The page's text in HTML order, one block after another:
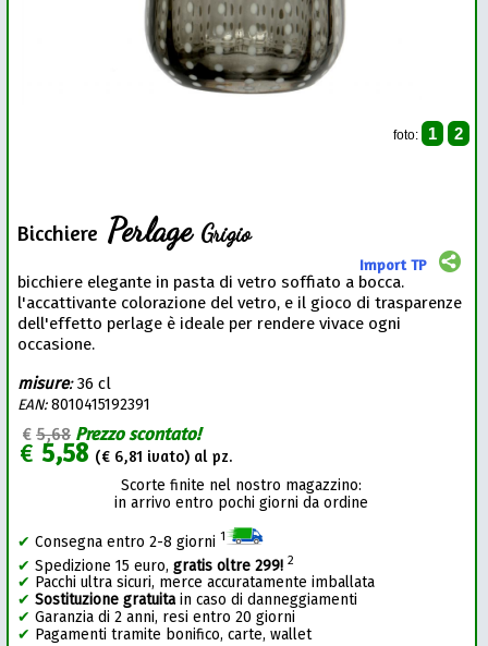
foto: 1 2
Bicchiere Perlage Grigio
Import TP
bicchiere elegante in pasta di vetro soffiato a bocca.
l'accattivante colorazione del vetro, e il gioco di trasparenze
dell'effetto perlage è ideale per rendere vivace ogni
occasione.
misure:36 cl
EAN:8010415192391
€5,68 Prezzo scontato!
€ 5,58 (€ 6,81 ivato) al pz.
Scorte finite nel nostro magazzino:
in arrivo entro pochi giorni da ordine
✔ Consegna entro 2-8 giorni 1
✔ Spedizione 15 euro,gratis oltre 299! 2
✔ Pacchi ultra sicuri, merce accuratamente imballata
✔ Sostituzione gratuitain caso di danneggiamenti
✔ Garanzia di 2 anni, resi entro 20 giorni
✔ Pagamenti tramite bonifico, carte, wallet